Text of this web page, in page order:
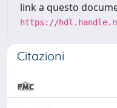
link a questo
https://
Citazioni